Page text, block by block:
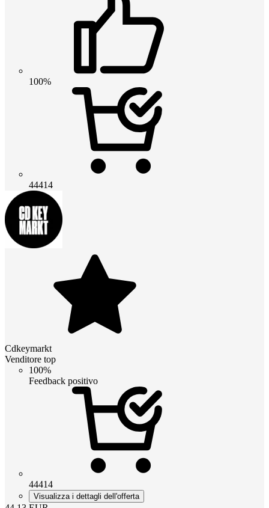
100%
44414
Cdkeymarkt
Venditore top
100%
Feedback positivo
44414
Visualizza i dettagli dell'offerta